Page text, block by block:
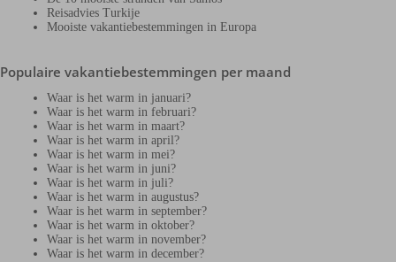
Reisadvies Turkije
Mooiste vakantiebestemmingen in Europa
Populaire vakantiebestemmingen per maand
Waar is het warm in januari?
Waar is het warm in februari?
Waar is het warm in maart?
Waar is het warm in april?
Waar is het warm in mei?
Waar is het warm in juni?
Waar is het warm in juli?
Waar is het warm in augustus?
Waar is het warm in september?
Waar is het warm in oktober?
Waar is het warm in november?
Waar is het warm in december?